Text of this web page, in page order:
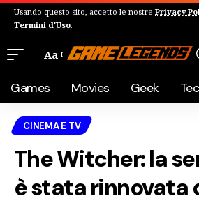
Usando questo sito, accetto le nostre Privacy
Termini d'Uso.
Aa
Games Movies Geek
CINEMA E TV
The Witcher: la
è stata rinnovata